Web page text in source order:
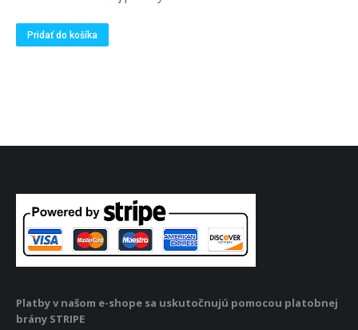
Pridať do košíka
Platby v našom e-shope sa uskutočnujú pomocou platobnej
brány STRIPE